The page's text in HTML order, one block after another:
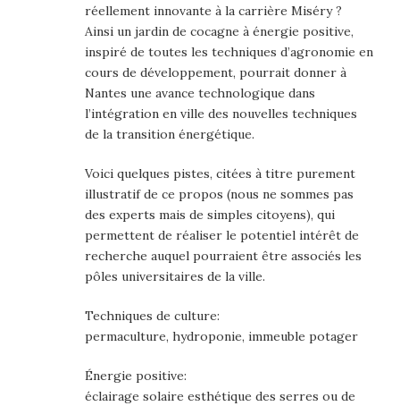
réellement innovante à la carrière Miséry ?
Ainsi un jardin de cocagne à énergie positive,
inspiré de toutes les techniques d’agronomie en
cours de développement, pourrait donner à
Nantes une avance technologique dans
l’intégration en ville des nouvelles techniques
de la transition énergétique.
Voici quelques pistes, citées à titre purement
illustratif de ce propos (nous ne sommes pas
des experts mais de simples citoyens), qui
permettent de réaliser le potentiel intérêt de
recherche auquel pourraient être associés les
pôles universitaires de la ville.
Techniques de culture:
permaculture, hydroponie, immeuble potager
Énergie positive:
éclairage solaire esthétique des serres ou de